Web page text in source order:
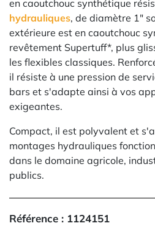
en caoutchouc synthétique
hydrauliques, de diamètre 1"
extérieure est en caoutchouc
revêtement Supertuff*, plus
les flexibles classiques.
il résiste à une pression de
bars et s'adapte ainsi à vos
exigeantes.
Compact, il est polyvalent et
montages hydrauliques
dans le domaine agricole,
publics.
Référence : 1124151